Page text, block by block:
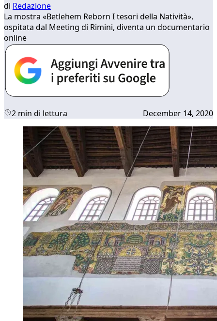
di Redazione
La mostra «Betlehem Reborn I tesori della Natività»,
ospitata dal Meeting di Rimini, diventa un documentario
online
2 min di lettura December 14, 2020